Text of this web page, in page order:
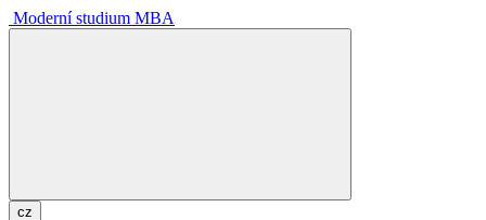
Moderní studium MBA
cz